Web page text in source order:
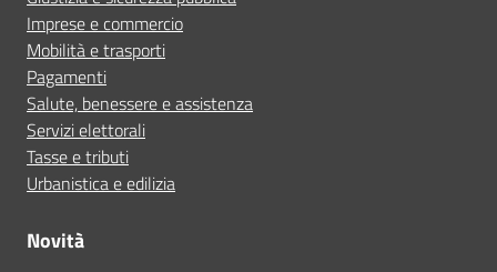
Imprese e commercio
Mobilità e trasporti
Pagamenti
Salute, benessere e assistenza
Servizi elettorali
Tasse e tributi
Urbanistica e edilizia
Novità